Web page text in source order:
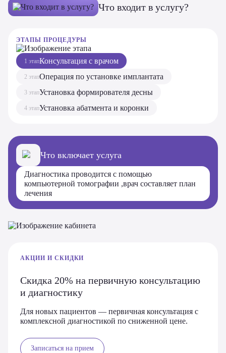
Что входит в услугу?
ЭТАПЫ ПРОЦЕДУРЫ
1 этапКонсультация с врачом
2 этапОперация по установке имплантата
3 этапУстановка формирователя десны
4 этапУстановка абатмента и коронки
Что включает услуга
Диагностика проводится с помощью
компьютерной томографии ,врач составляет план
лечения
АКЦИИ И СКИДКИ
Скидка 20% на первичную консультацию
и диагностику
Для новых пациентов — первичная консультация с
комплексной диагностикой по сниженной цене.
Записаться на прием